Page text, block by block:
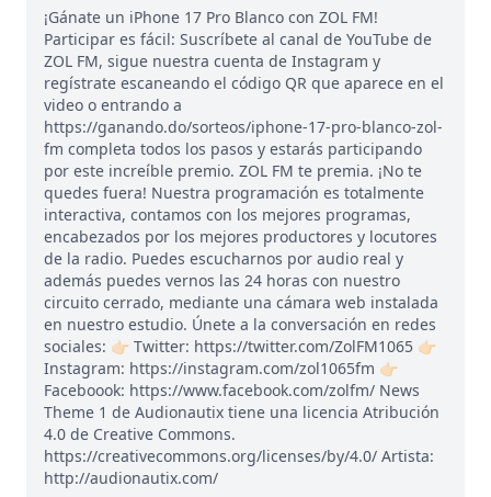
¡Gánate un iPhone 17 Pro Blanco con ZOL FM!
Participar es fácil: Suscríbete al canal de YouTube de
ZOL FM, sigue nuestra cuenta de Instagram y
regístrate escaneando el código QR que aparece en el
video o entrando a
https://ganando.do/sorteos/iphone-17-pro-blanco-zol-
fm completa todos los pasos y estarás participando
por este increíble premio. ZOL FM te premia. ¡No te
quedes fuera! Nuestra programación es totalmente
interactiva, contamos con los mejores programas,
encabezados por los mejores productores y locutores
de la radio. Puedes escucharnos por audio real y
además puedes vernos las 24 horas con nuestro
circuito cerrado, mediante una cámara web instalada
en nuestro estudio. Únete a la conversación en redes
sociales: 👉🏻 Twitter: https://twitter.com/ZolFM1065 👉🏻
Instagram: https://instagram.com/zol1065fm 👉🏻
Faceboook: https://www.facebook.com/zolfm/ News
Theme 1 de Audionautix tiene una licencia Atribución
4.0 de Creative Commons.
https://creativecommons.org/licenses/by/4.0/ Artista:
http://audionautix.com/